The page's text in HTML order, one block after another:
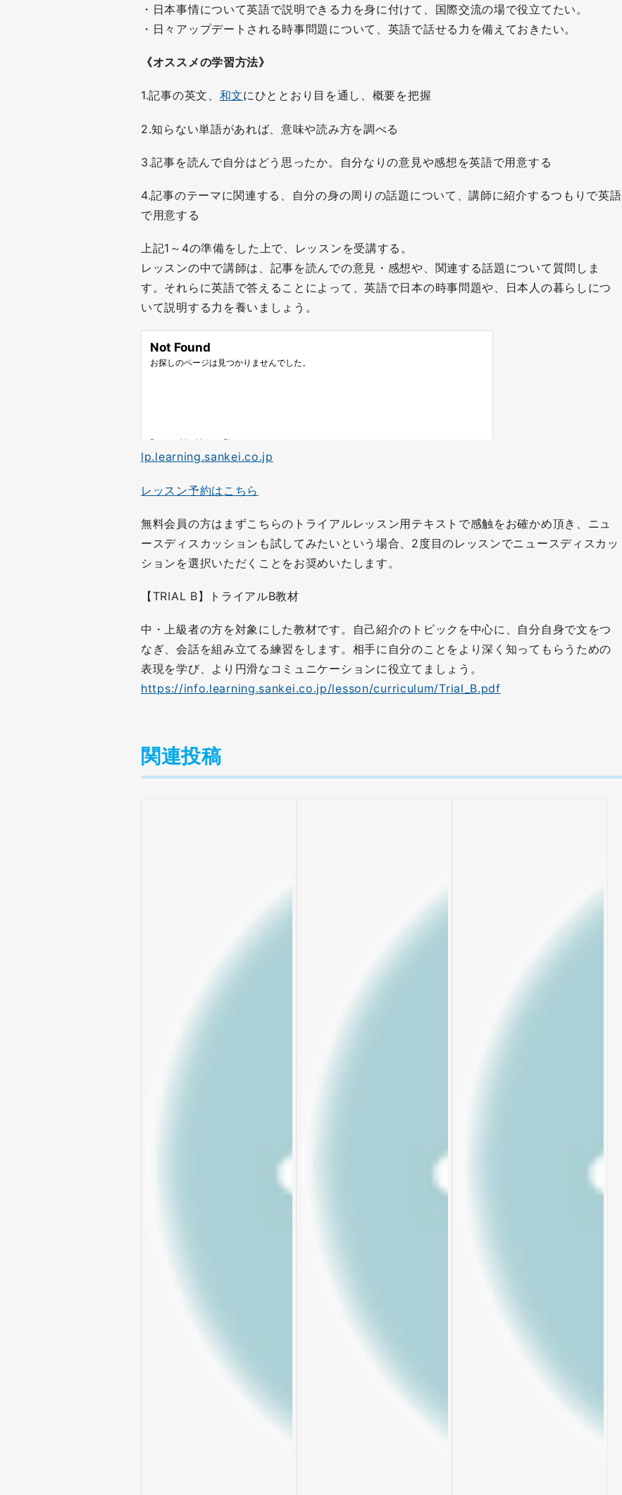
・日本事情について英語で説明できる力を身に付けて、国際交流の場で役立てたい。
・日々アップデートされる時事問題について、英語で話せる力を備えておきたい。
《オススメの学習方法》
1.記事の英文、 和文にひととおり目を通し、概要を把握
2.知らない単語があれば、意味や読み方を調べる
3.記事を読んで自分はどう思ったか。自分なりの意見や感想を英語で用意する
4.記事のテーマに関連する、自分の身の周りの話題について、講師に紹介するつもりで英語
で用意する
上記1～4の準備をした上で、レッスンを受講する。
レッスンの中で講師は、記事を読んでの意見・感想や、関連する話題について質問しま
す。それらに英語で答えることによって、英語で日本の時事問題や、日本人の暮らしにつ
いて説明する力を養いましょう。
lp.learning.sankei.co.jp
レッスン予約はこちら
無料会員の方はまずこちらのトライアルレッスン用テキストで感触をお確かめ頂き、ニュ
ースディスカッションも試してみたいという場合、2度目のレッスンでニュースディスカッ
ションを選択いただくことをお奨めいたします。
【TRIAL B】トライアルB教材
中・上級者の方を対象にした教材です。自己紹介のトピックを中心に、自分自身で文をつ
なぎ、会話を組み立てる練習をします。相手に自分のことをより深く知ってもらうための
表現を学び、より円滑なコミュニケーションに役立てましょう。
https://info.learning.sankei.co.jp/lesson/curriculum/Trial_B.pdf
関連投稿